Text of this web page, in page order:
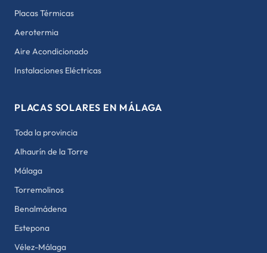
Placas Térmicas
Aerotermia
Aire Acondicionado
Instalaciones Eléctricas
PLACAS SOLARES EN MÁLAGA
Toda la provincia
Alhaurín de la Torre
Málaga
Torremolinos
Benalmádena
Estepona
Vélez-Málaga